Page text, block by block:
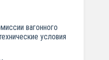
вагонного
условия